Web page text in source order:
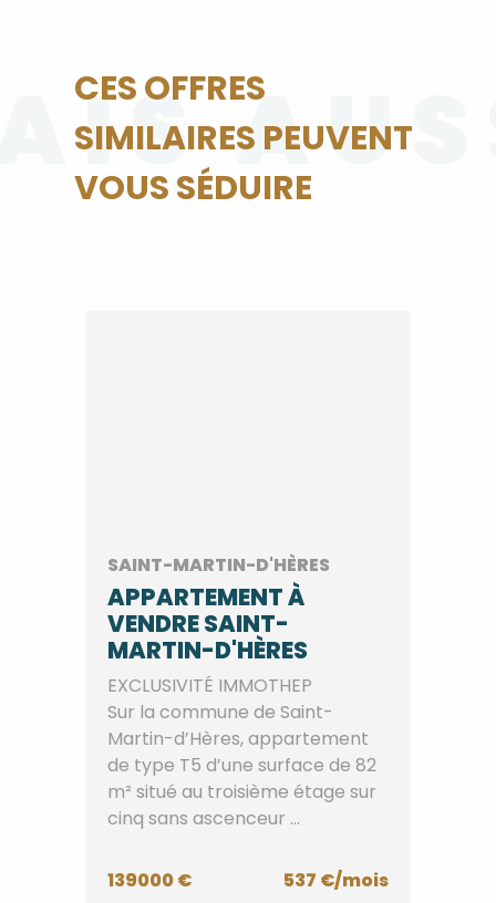
CES OFFRES
SIMILAIRES PEUVENT
VOUS SÉDUIRE
SAINT-MARTIN-D'HÈRES
APPARTEMENT À
VENDRE SAINT-
MARTIN-D'HÈRES
EXCLUSIVITÉ IMMOTHEP
Sur la commune de Saint-
Martin-d’Hères, appartement
de type T5 d’une surface de 82
m² situé au troisième étage sur
cinq sans ascenceur ...
139000 € 537 €/mois